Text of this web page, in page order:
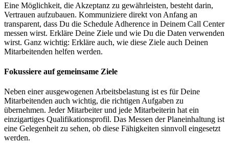
Eine Möglichkeit, die Akzeptanz zu gewährleisten, besteht darin,
Vertrauen aufzubauen. Kommuniziere direkt von Anfang an
transparent, dass Du die Schedule Adherence in Deinem Call Center
messen wirst. Erkläre Deine Ziele und wie Du die Daten verwenden
wirst. Ganz wichtig: Erkläre auch, wie diese Ziele auch Deinen
Mitarbeitenden helfen werden.
Fokussiere auf gemeinsame Ziele
Neben einer ausgewogenen Arbeitsbelastung ist es für Deine
Mitarbeitenden auch wichtig, die richtigen Aufgaben zu
übernehmen. Jeder Mitarbeiter und jede Mitarbeiterin hat ein
einzigartiges Qualifikationsprofil. Das Messen der Planeinhaltung ist
eine Gelegenheit zu sehen, ob diese Fähigkeiten sinnvoll eingesetzt
werden.